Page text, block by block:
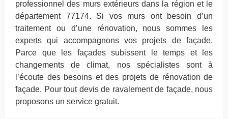
professionnel des murs extérieurs dans la région et le
département 77174. Si vos murs ont besoin d’un
traitement ou d’une rénovation, nous sommes les
experts qui accompagnons vos projets de façade.
Parce que les façades subissent le temps et les
changements de climat, nos spécialistes sont à
l’écoute des besoins et des projets de rénovation de
façade. Pour tout devis de ravalement de façade, nous
proposons un service gratuit.